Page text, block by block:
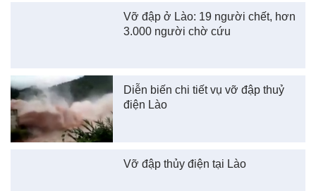
Vỡ đập ở Lào: 19 người chết, hơn
3.000 người chờ cứu
Diễn biến chi tiết vụ vỡ đập thuỷ
điện Lào
Vỡ đập thủy điện tại Lào